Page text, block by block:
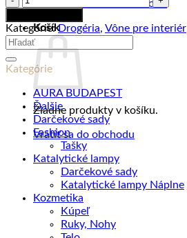
Vrátiť sa do obchodu
Košík
Žiadne produkty v košíku.
Vrátiť sa do obchodu
Prací
gél
na
Hodváb
jemné
prádlo
1000ml
Kategórie:Drogéria, Vône pre interiér
Hľadať:
Kategórie
AURA BUDAPEST
Ďalšie
Darčekové sady
Fashion
Tašky
Katalytické lampy
Darčekové sady
Katalytické lampy Náplne
Kozmetika
Kúpeľ
Ruky, Nohy